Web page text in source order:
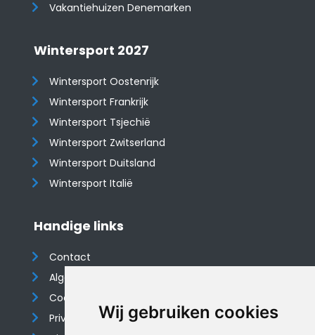
Wij gebruiken cookies
Vakantiehuizen Denemarken
Wintersport 2027
Wintersport Oostenrijk
Wintersport Frankrijk
Wintersport Tsjechië
Wintersport Zwitserland
Wintersport Duitsland
Wintersport Italië
Handige links
Contact
Algemene voorwaarden
Cookieverklaring
Privacyverklaring